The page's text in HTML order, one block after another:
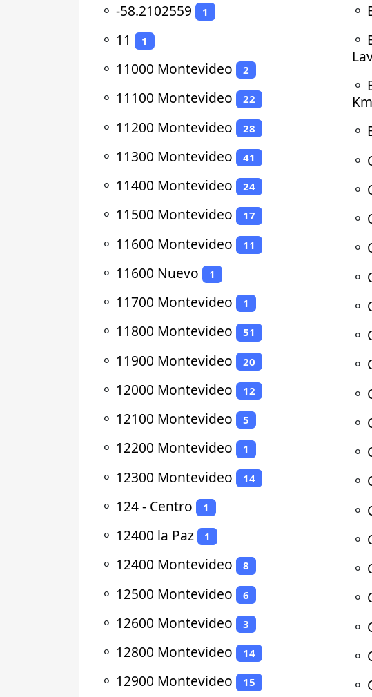
⚬ -58.2102559 1
⚬ 11 1
⚬ 11000 Montevideo 2
⚬ 11100 Montevideo 22
⚬ 11200 Montevideo 28
⚬ 11300 Montevideo 41
⚬ 11400 Montevideo 24
⚬ 11500 Montevideo 17
⚬ 11600 Montevideo 11
⚬ 11600 Nuevo 1
⚬ 11700 Montevideo 1
⚬ 11800 Montevideo 51
⚬ 11900 Montevideo 20
⚬ 12000 Montevideo 12
⚬ 12100 Montevideo 5
⚬ 12200 Montevideo 1
⚬ 12300 Montevideo 14
⚬ 124 - Centro 1
⚬ 12400 la Paz 1
⚬ 12400 Montevideo 8
⚬ 12500 Montevideo 6
⚬ 12600 Montevideo 3
⚬ 12800 Montevideo 14
⚬ 12900 Montevideo 15
⚬
⚬
⚬
⚬
⚬
⚬
⚬
⚬
⚬
⚬
⚬
⚬
⚬
⚬
⚬
⚬
⚬
⚬
⚬
⚬
⚬
⚬
⚬